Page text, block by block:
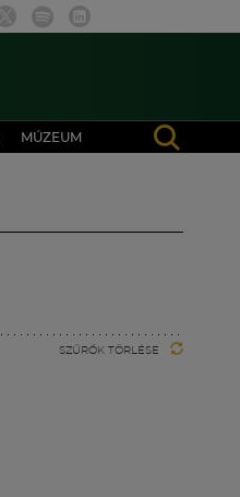
MÚZEUM
SZŰRŐK TÖRLÉSE